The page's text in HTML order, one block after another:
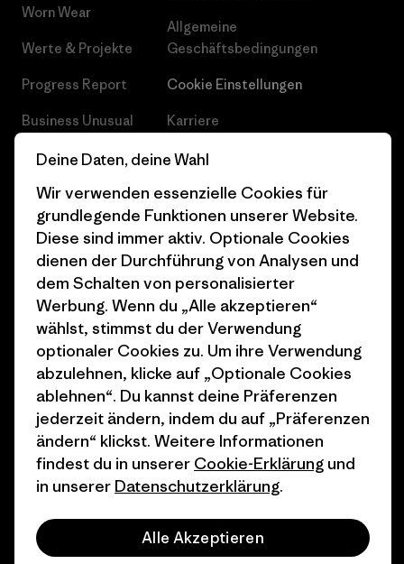
Worn Wear
Werte & Projekte
Progress Report
Business Unusual
Klimaziele
1% For The Planet
Wie wir finanzieren
Geschenkgutscheine
Stores in deiner Nähe
Allgemeine
Geschäftsbedingungen
Cookie Einstellungen
Karriere
Pressekontakt
Industry program
Affiliate-Programm
Patagonia Schweiz
Seitenverzeichnis
© 2026 Patagonia, Inc. All Rights Reserved.
Deutsch
Deine Daten, deine Wahl
Wir verwenden essenzielle Cookies für
grundlegende Funktionen unserer Website.
Diese sind immer aktiv. Optionale Cookies
dienen der Durchführung von Analysen und
dem Schalten von personalisierter
Werbung. Wenn du „Alle akzeptieren“
wählst, stimmst du der Verwendung
optionaler Cookies zu. Um ihre Verwendung
abzulehnen, klicke auf „Optionale Cookies
ablehnen“. Du kannst deine Präferenzen
jederzeit ändern, indem du auf „Präferenzen
ändern“ klickst. Weitere Informationen
findest du in unserer Cookie-Erklärung und
in unserer Datenschutzerklärung.
Alle Akzeptieren